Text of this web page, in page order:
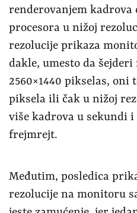
renderovanjem kadrova
procesora u nižoj
rezolucije prikaza
dakle, umesto da
2560×1440 pikselas, oni
piksela ili čak u nižoj
više kadrova u sekundi
frejmrejt.
Međutim, posledica
rezolucije na monitoru